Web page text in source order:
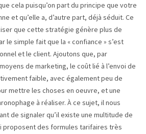
cela puisqu’on part du principe que votre
et qu’elle a, d’autre part, déjà séduit. Ce
que cette stratégie génère plus de
le simple fait que la « confiance » s’est
et le client. Ajoutons que, par
de marketing, le coût lié à l’envoi de
faible, avec également peu de
mettre les choses en oeuvre, et une
à réaliser. À ce sujet, il nous
de signaler qu’il existe une multitude de
proposent des formules tarifaires très